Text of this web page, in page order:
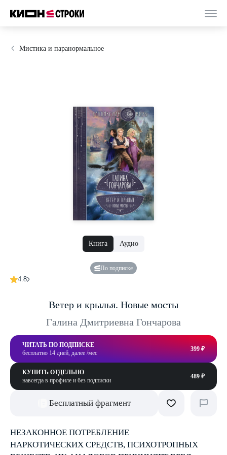
Мистика и паранормальное
Книга Аудио
По подписке
4.8
Ветер и крылья. Новые мосты
Галина Дмитриевна Гончарова
ЧИТАТЬ ПО ПОДПИСКЕ
бесплатно 14 дней, далее /мес
399 ₽
КУПИТЬ ОТДЕЛЬНО
навсегда в профиле и без подписки
489 ₽
Бесплатный фрагмент
НЕЗАКОННОЕ ПОТРЕБЛЕНИЕ
НАРКОТИЧЕСКИХ СРЕДСТВ, ПСИХОТРОПНЫХ